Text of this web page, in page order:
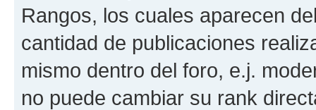
Rangos, los cuales aparecen
cantidad de publicaciones
mismo dentro del foro, e.j.
no puede cambiar su rank